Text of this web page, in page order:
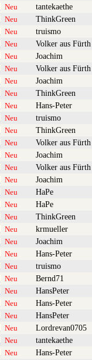
Neu tantekaethe
Neu ThinkGreen
Neu truismo
Neu Volker aus Fürth
Neu Joachim
Neu Volker aus Fürth
Neu Joachim
Neu ThinkGreen
Neu Hans-Peter
Neu truismo
Neu ThinkGreen
Neu Volker aus Fürth
Neu Joachim
Neu Volker aus Fürth
Neu Joachim
Neu HaPe
Neu HaPe
Neu ThinkGreen
Neu krmueller
Neu Joachim
Neu Hans-Peter
Neu truismo
Neu Bernd71
Neu HansPeter
Neu Hans-Peter
Neu HansPeter
Neu Lordrevan0705
Neu tantekaethe
Neu Hans-Peter